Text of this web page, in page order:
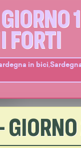
FORTI
in bici,